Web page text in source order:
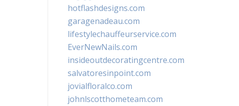
hotflashdesigns.com
garagenadeau.com
lifestylechauffeurservice.com
EverNewNails.com
insideoutdecoratingcentre.com
salvatoresinpoint.com
jovialfloralco.com
johnlscotthometeam.com